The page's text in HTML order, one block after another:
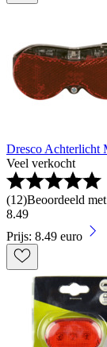
Dresco Achterlicht
Veel verkocht
(12)Beoordeeld
8.49
Prijs: 8.49 euro